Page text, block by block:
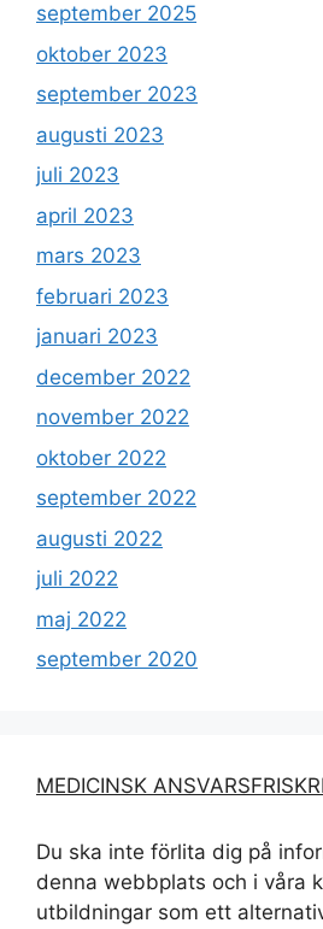
september 2025
oktober 2023
september 2023
augusti 2023
juli 2023
april 2023
mars 2023
februari 2023
januari 2023
december 2022
november 2022
oktober 2022
september 2022
augusti 2022
juli 2022
maj 2022
september 2020
MEDICINSK
Du ska inte förlita dig på
denna webbplats och i våra
utbildningar som ett